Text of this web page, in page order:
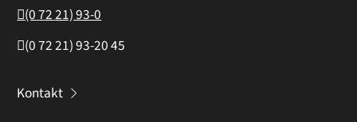
(07221) 93-0
(07221) 93-2045
Kontakt